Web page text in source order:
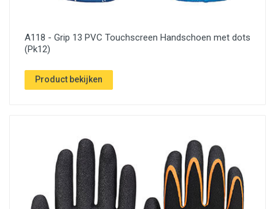
A118 - Grip 13 PVC Touchscreen Handschoen met dots
(Pk12)
Product bekijken